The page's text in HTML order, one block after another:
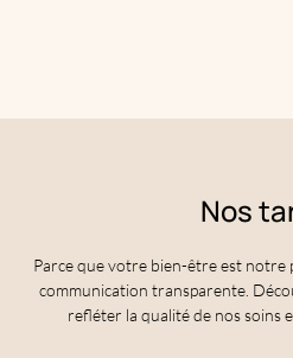
Nos
Parce que votre bien-être est
communication transparente.
refléter la qualité de nos soins